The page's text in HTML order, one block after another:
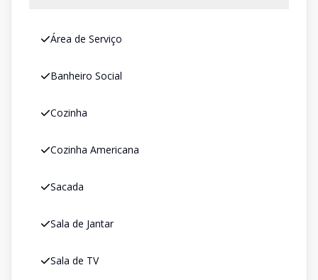
Área de Serviço
Banheiro Social
Cozinha
Cozinha Americana
Sacada
Sala de Jantar
Sala de TV